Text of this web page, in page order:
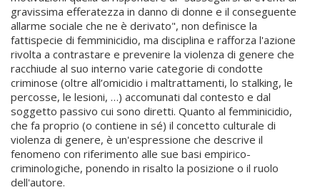
gravissima efferatezza in danno di donne e il conseguente
allarme sociale che ne è derivato", non definisce la
fattispecie di femminicidio, ma disciplina e rafforza l'azione
rivolta a contrastare e prevenire la violenza di genere che
racchiude al suo interno varie categorie di condotte
criminose (oltre all’omicidio i maltrattamenti, lo stalking, le
percosse, le lesioni, …) accomunati dal contesto e dal
soggetto passivo cui sono diretti. Quanto al femminicidio,
che fa proprio (o contiene in sé) il concetto culturale di
violenza di genere, è un'espressione che descrive il
fenomeno con riferimento alle sue basi empirico-
criminologiche, ponendo in risalto la posizione o il ruolo
dell'autore.